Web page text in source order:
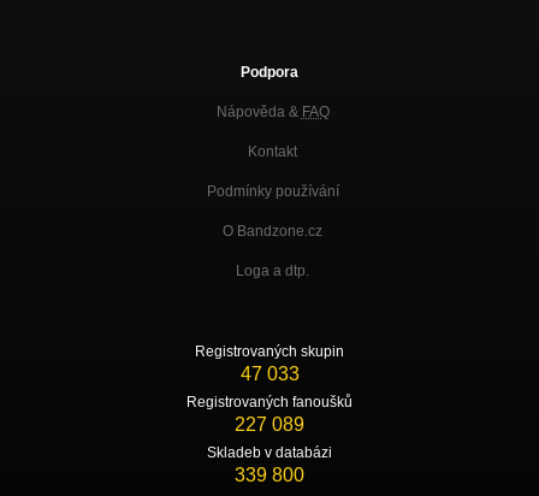
Podpora
Nápověda & FAQ
Kontakt
Podmínky používání
O Bandzone.cz
Loga a dtp.
Registrovaných skupin
47 033
Registrovaných fanoušků
227 089
Skladeb v databázi
339 800